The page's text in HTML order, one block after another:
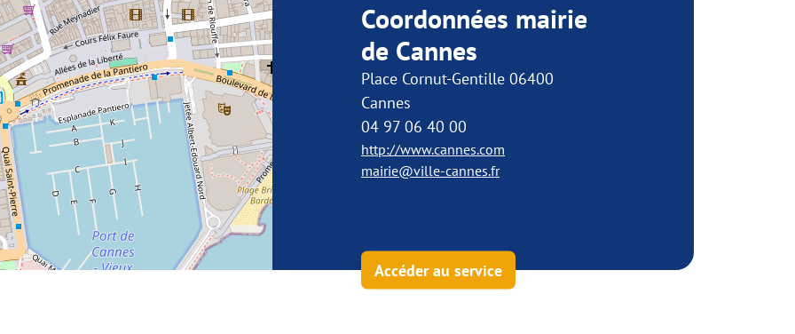
Coordonnées mairie
de Cannes
Place Cornut-Gentille 06400
Cannes
04 97 06 40 00
http://www.cannes.com
mairie@ville-cannes.fr
Accéder au service